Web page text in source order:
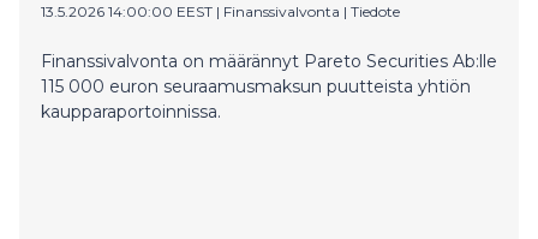
13.5.2026 14:00:00 EEST | Finanssivalvonta | Tiedote
Finanssivalvonta on määrännyt Pareto Securities Ab:lle
115 000 euron seuraamusmaksun puutteista yhtiön
kaupparaportoinnissa.